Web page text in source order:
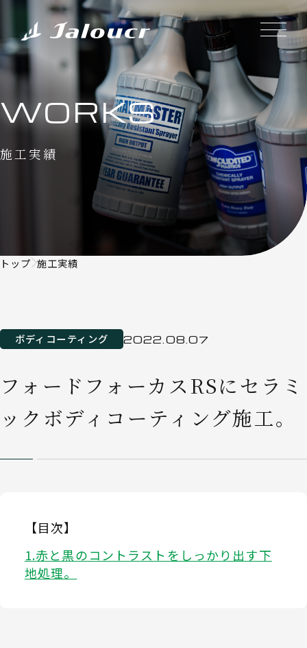
WORKS
施工実績
トップ 施工実績
ボディコーティング 2022.08.07
フォードフォーカスRSにセラミ
ックボディコーティング施工。
【目次】
赤と黒のコントラストをしっかり出す下
地処理。